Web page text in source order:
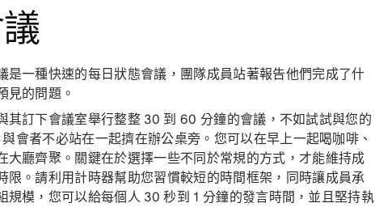
是一種快速的每日狀態會議，團隊成員站著報告他們完成了什
見的問題。
其訂下會議室舉行整整 30 到 60 分鐘的會議，不如試試與您的
會者不必站在一起擠在辦公桌旁。您可以在早上一起喝咖啡、
大廳齊聚。關鍵在於選擇一些不同於常規的方式，才能維持成
限。請利用計時器幫助您習慣較短的時間框架，同時讓成員承
規模，您可以給每個人 30 秒到 1 分鐘的發言時間，並且堅持執